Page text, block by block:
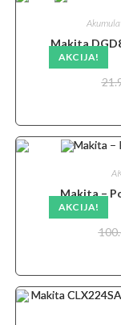
AKCIJA!
Makita
AKCIJA!
Makita –